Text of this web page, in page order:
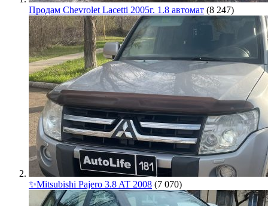
Продам Chevrolet Lacetti 2005г. 1.8 автомат (8 247)
✨Mitsubishi Pajero 3.8 AT 2008 (7 070)